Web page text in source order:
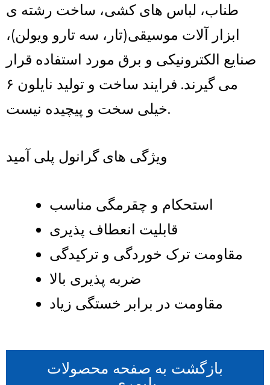
طناب، لباس های کشی، ساخت رشته ی
ابزار آلات موسیقی(تار، سه تارو ویولن)،
صنایع الکترونیکی و برق مورد استفاده قرار
می گیرند. فرایند ساخت و تولید نایلون ۶
خیلی سخت و پیچیده نیست.
ویژگی های گرانول پلی آمید
استحکام و چقرمگی مناسب
قابلیت انعطاف پذیری
مقاومت ترک خوردگی و ترکیدگی
ضربه پذیری بالا
مقاومت در برابر خستگی زیاد
بازگشت به صفحه محصولات